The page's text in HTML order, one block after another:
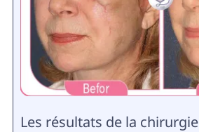
Les résultats de la chirurgie